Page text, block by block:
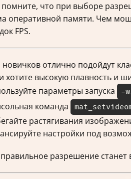
что при выборе
оперативной памяти. Чем
FPS.
новичков отлично подойдут
хотите высокую плавность и
параметры запуска
-
команда
растягивания
настройки под
разрешение